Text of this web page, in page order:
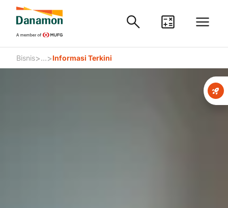
Bisnis>...>Informasi Terkini